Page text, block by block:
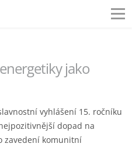
jako
vyhlášení 15. ročníku
dopad na
zavedení komunitní